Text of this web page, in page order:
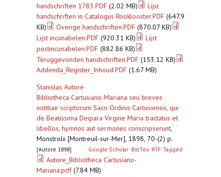
handschriften 1783.PDF (2.02 MB)
Lijst
handschriften in Catalogus Rooklooster.PDF (647.9
KB)
Overige handschriften.PDF (870.07 KB)
Lijst incunabelen.PDF (920.31 KB)
Lijst
postincunabelen.PDF (882.86 KB)
Teruggevonden handschriften.PDF (153.12 KB)
Addenda_Register_Inhoud.PDF (1.67 MB)
Stanislas Autore
Bibliotheca Cartusiano-Mariana seu breves
notitiae scriptorum Sacri Ordinis Cartusiensis, qui
de Beatissima Deipara Virgine Maria tractatus et
libellos, hymnos aut sermones conscripserunt,
Monstrolii [Montreuil-sur-Mer], 1898, 70-(2) p.
[Autore 1898] Google Scholar BibTex RTF Tagged
Autore_Bibliotheca Cartusiano-
Mariana.pdf(7.84 MB)